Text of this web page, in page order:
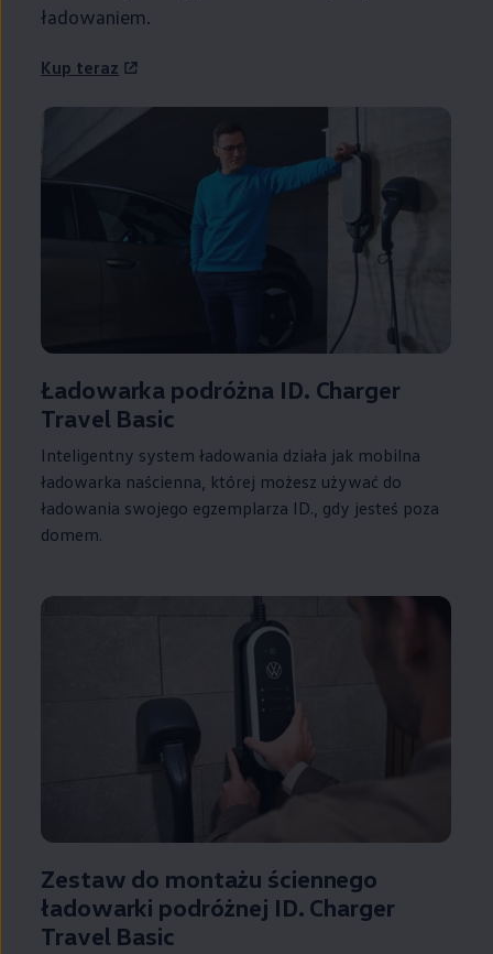
ładowaniem.
Kup teraz
Ładowarka podróżna ID. Charger
Travel Basic
Inteligentny system ładowania działa jak mobilna
ładowarka naścienna, której możesz używać do
ładowania swojego egzemplarza ID., gdy jesteś poza
domem.
Zestaw do montażu ściennego
ładowarki podróżnej ID. Charger
Travel Basic